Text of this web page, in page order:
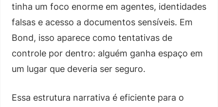
tinha um foco enorme em agentes, identidades
falsas e acesso a documentos sensíveis. Em
Bond, isso aparece como tentativas de
controle por dentro: alguém ganha espaço em
um lugar que deveria ser seguro.
Essa estrutura narrativa é eficiente para o